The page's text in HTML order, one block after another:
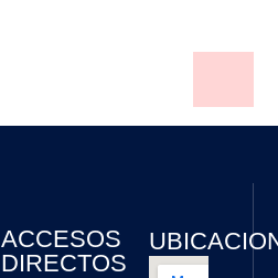
ACCESOS
DIRECTOS